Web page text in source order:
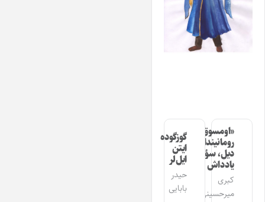
«اومسوق»
رومانیندا
دیل، سؤز،
یادداش
کبری
میرحسینی
گوزگوده
ایتن
ایل‌لر
حیدر
بابایی